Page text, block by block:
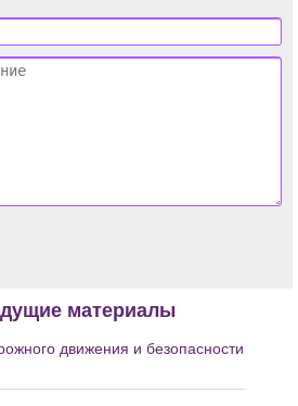
материалы
движения и безопасности